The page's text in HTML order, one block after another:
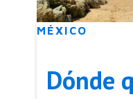
MÉXICO
Dónde